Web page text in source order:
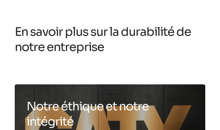
En savoir plus sur la durabilité de
notre entreprise
Notre éthique et notre
intégrité